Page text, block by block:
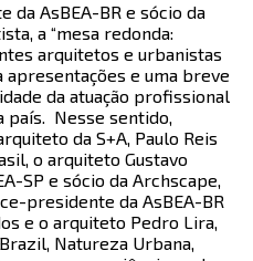
da AsBEA-BR e sócio da
a “mesa redonda:
arquitetos e urbanistas
e uma breve
da atuação profissional
país. Nesse sentido,
da S+A, Paulo Reis
o arquiteto Gustavo
SP e sócio da Archscape,
presidente da AsBEA-BR
e o arquiteto Pedro Lira,
Natureza Urbana,